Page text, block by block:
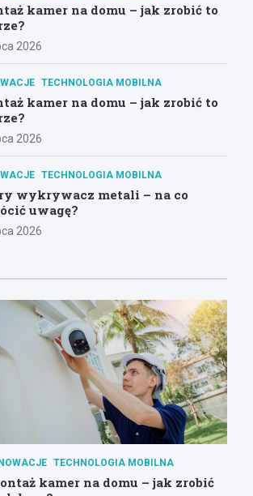
kamer na domu – jak zrobić to
2026
TECHNOLOGIA MOBILNA
kamer na domu – jak zrobić to
2026
TECHNOLOGIA MOBILNA
wykrywacz metali – na co
uwagę?
2026
TECHNOLOGIA MOBILNA
kamer na domu – jak zrobić